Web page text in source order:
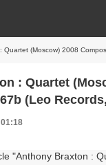
(Moscow) 2008
: Quartet
(Leo